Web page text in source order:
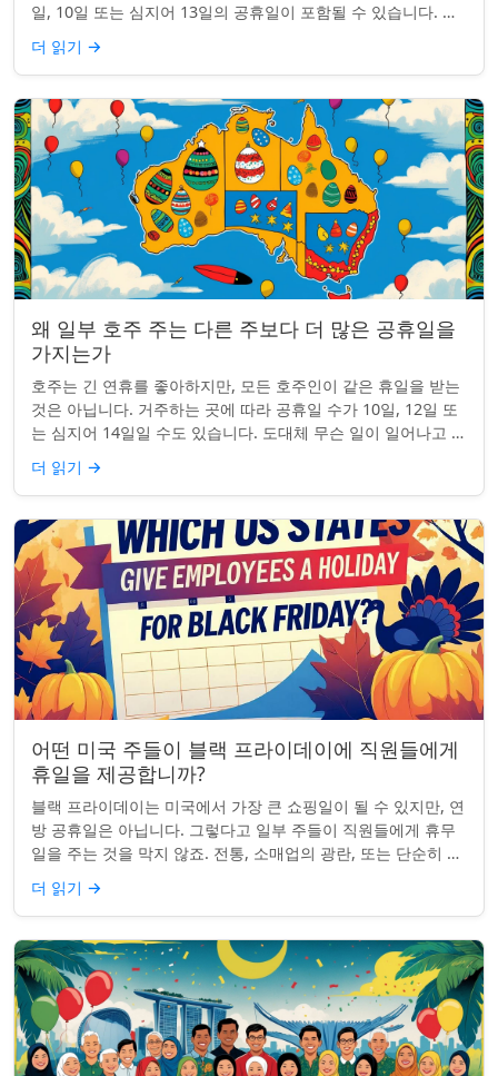
일, 10일 또는 심지어 13일의 공휴일이 포함될 수 있습니다. 왜
그런 걸까요? 간단한 통찰...
더 읽기 →
왜 일부 호주 주는 다른 주보다 더 많은 공휴일을
가지는가
호주는 긴 연휴를 좋아하지만, 모든 호주인이 같은 휴일을 받는
것은 아닙니다. 거주하는 곳에 따라 공휴일 수가 10일, 12일 또
는 심지어 14일일 수도 있습니다. 도대체 무슨 일이 일어나고 있
는 걸까요? 왜 일부 ...
더 읽기 →
어떤 미국 주들이 블랙 프라이데이에 직원들에게
휴일을 제공합니까?
블랙 프라이데이는 미국에서 가장 큰 쇼핑일이 될 수 있지만, 연
방 공휴일은 아닙니다. 그렇다고 일부 주들이 직원들에게 휴무
일을 주는 것을 막지 않죠. 전통, 소매업의 광란, 또는 단순히 추
수감사절을 연장하는 것과 관...
더 읽기 →